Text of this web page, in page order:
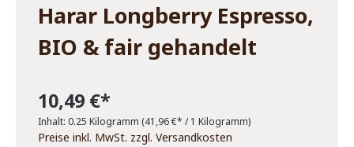
Harar Longberry Espresso,
BIO & fair gehandelt
10,49 €*
Inhalt: 0.25 Kilogramm (41,96 €* / 1 Kilogramm)
Preise inkl. MwSt. zzgl. Versandkosten